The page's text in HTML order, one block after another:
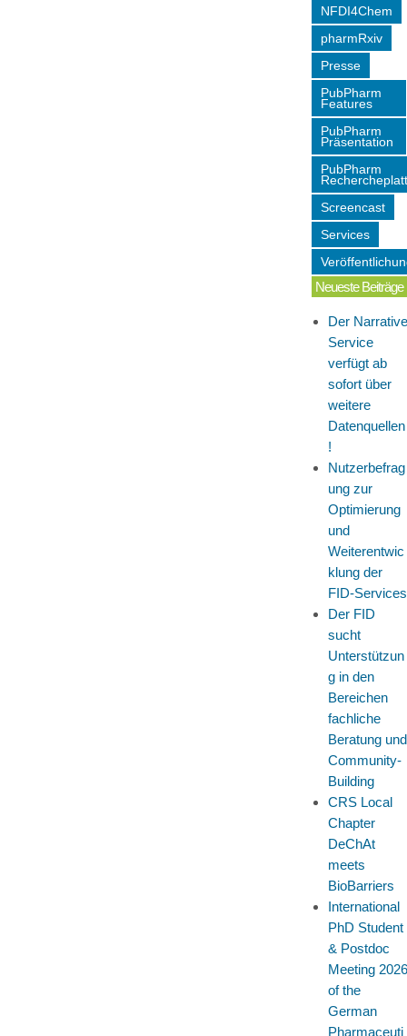
NFDI4Chem
pharmRxiv
Presse
PubPharm
Features
PubPharm
Präsentation
PubPharm
Screencast
Services
Neueste Beiträge
Der Narrative
Service
verfügt ab
sofort über
weitere
Datenquellen
!
Nutzerbefrag
ung zur
Optimierung
und
Weiterentwic
klung der
FID-Services
Der FID
sucht
Unterstützun
g in den
Bereichen
fachliche
Beratung und
Community-
Building
CRS Local
Chapter
DeChAt
meets
BioBarriers
International
PhD Student
& Postdoc
Meeting 2026
of the
German
Pharmaceuti